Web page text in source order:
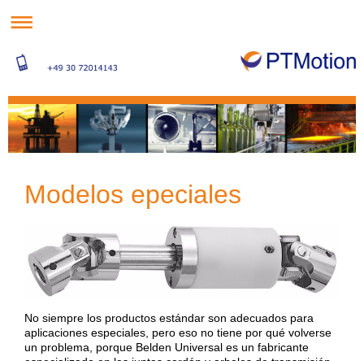
Modelos epeciales
No siempre los productos estándar son adecuados para
aplicaciones especiales, pero eso no tiene por qué volverse
un problema, porque Belden Universal es un fabricante